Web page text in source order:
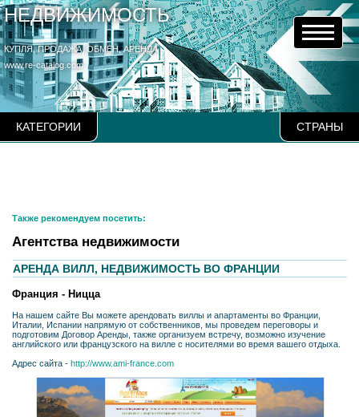
НЕДВИЖИМОСТЬ
КУПЛЯ, ПРОДАЖА, ОБМЕН, АРЕНДА
www.re-catalog.com
КАТЕГОРИИ СТРАНЫ
Также рекомендуем посетить:
Агентства недвижимости
АРЕНДА ВИЛЛ, НЕДВИЖИМОСТЬ ВО ФРАНЦИИ
Франция - Ницца
На нашем сайте Вы можете арендовать виллы и апартаменты во Франции,
Италии, Испании напрямую от собственников, мы проведем переговоры и
подготовим Договор Аренды, также организуем встречу, возможно изучение
английского или французского на вилле с носителями во время вашего отдыха.
Адрес сайта - http://www.ami-france.com